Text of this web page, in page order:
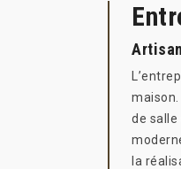
de salle
la